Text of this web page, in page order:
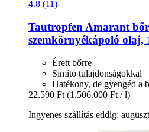
4.8 (11)
Tautropfen Amarant
szemkörnyékápoló olaj,
Érett bőrre
Simító tulajdonságokkal
Hatékony, de gyengéd a
22.590 Ft (1.506.000 Ft / l)
Ingyenes szállítás eddig: